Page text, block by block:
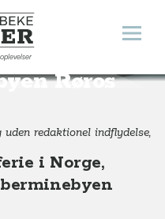
Rejser Åbn
Røros
Vinterferie i kobberminebyen Røros, Norge
redaktionel indflydelse,
i Norge,